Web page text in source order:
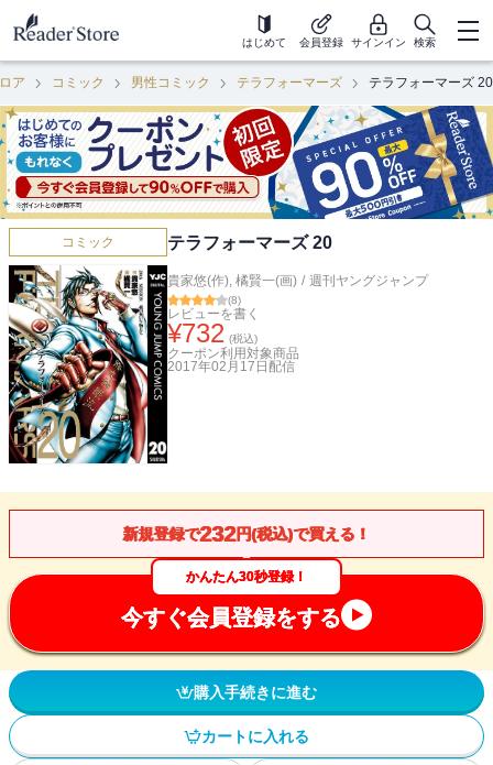
はじめて 会員登録 サインイン 検索
ア コミック 男性コミック テラフォーマーズ テラフォーマーズ 20
コミック テラフォーマーズ 20
貴家悠(作), 橘賢一(画) / 週刊ヤングジャンプ
(8)
レビューを書く
¥732 (税込)
クーポン利用対象商品
2017年02月17日 配信
新規登録で232円(税込)で買える！
かんたん30秒登録！
今すぐ会員登録をする
購入手続きに進む
カートに入れる